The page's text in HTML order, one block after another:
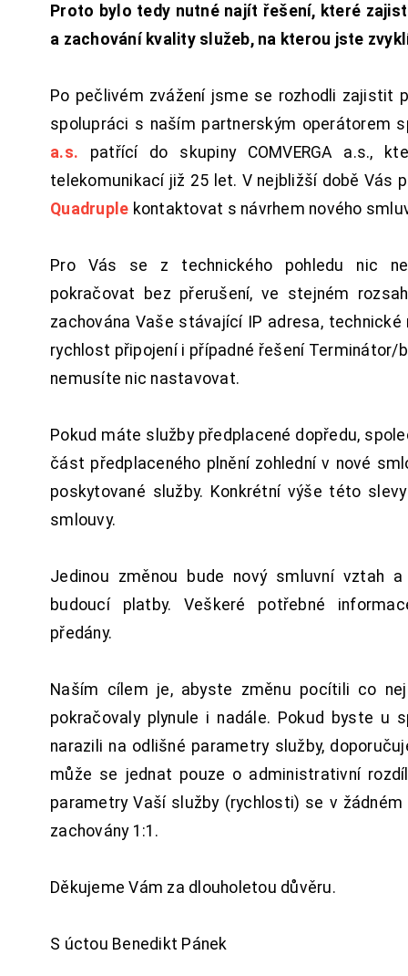
Proto bylo tedy nutné najít řešení, které
a zachování kvality služeb, na kterou jste
Po pečlivém zvážení jsme se rozhodli zajistit
spolupráci s naším partnerským operátorem
a.s. patřící do skupiny COMVERGA a.s.,
telekomunikací již 25 let. V nejbližší době Vás
Quadruple kontaktovat s návrhem nového
Pro Vás se z technického pohledu nic
pokračovat bez přerušení, ve stejném
zachována Vaše stávající IP adresa, technické
rychlost připojení i případné řešení Terminátor/
nemusíte nic nastavovat.
Pokud máte služby předplacené dopředu,
část předplaceného plnění zohlední v nové
poskytované služby. Konkrétní výše této
smlouvy.
Jedinou změnou bude nový smluvní vztah
budoucí platby. Veškeré potřebné
předány.
Naším cílem je, abyste změnu pocítili co
pokračovaly plynule i nadále. Pokud byste u
narazili na odlišné parametry služby,
může se jednat pouze o administrativní
parametry Vaší služby (rychlosti) se v
zachovány 1:1.
Děkujeme Vám za dlouholetou důvěru.
S úctou Benedikt Pánek